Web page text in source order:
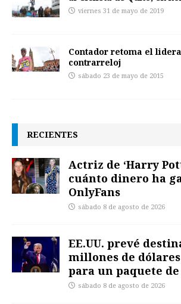
viernes 31 de mayo de 2019
Contador retoma el
contrarreloj
sábado 23 de mayo de 2015
RECIENTES
Actriz de ‘Harry
cuánto dinero ha
OnlyFans
sábado 8 de agosto de 2026
EE.UU. prevé
millones de
para un paquete
sábado 8 de agosto de 2026